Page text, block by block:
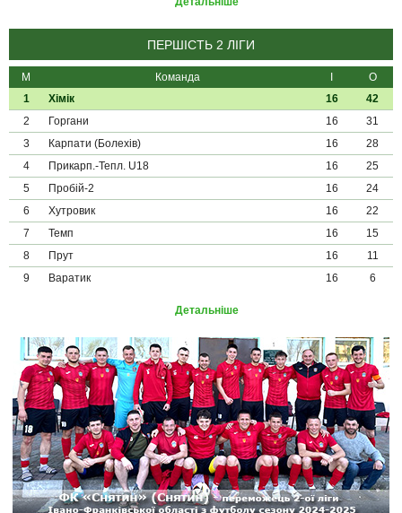
ПЕРШІСТЬ 2 ЛІГИ
М Команда
О
1
Хімік 16
42
2
Горгани 16
31
3
Карпати (Болехів) 16
28
4
Прикарп.-Тепл. U18 16
25
5
Пробій-2 16
24
6
Хутровик 16
22
7
Темп 16
15
8
Прут 16
11
9
Варатик 16 6
Детальніше